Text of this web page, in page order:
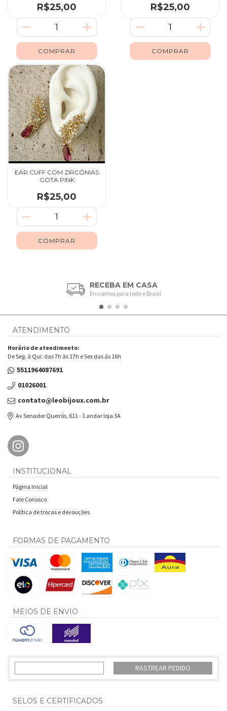
R$25,00 R$25,00
EAR CUFF COM ZIRCÔNIAS
GOTA PINK
R$25,00
RECEBA EM CASA
Enviamos para todo o Brasil
ATENDIMENTO
Horário de atendimento:
De Seg. à Qui. das 7h às 17h e Sex das ás 16h
5511964087691
01026001
contato@leobijoux.com.br
Av Senador Queirós, 611 - 1 andar loja 3A
INSTITUCIONAL
Página Inicial
Fale Conosco
Política de trocas e devouções
FORMAS DE PAGAMENTO
MEIOS DE ENVIO
RASTREAR PEDIDO
SELOS E CERTIFICADOS